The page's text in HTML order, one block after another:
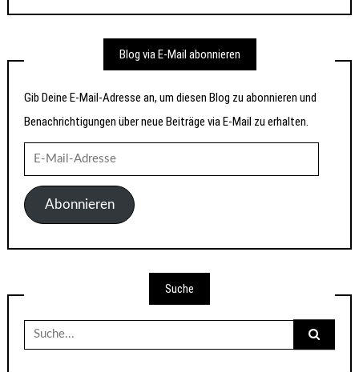
Blog via E-Mail abonnieren
Gib Deine E-Mail-Adresse an, um diesen Blog zu abonnieren und
Benachrichtigungen über neue Beiträge via E-Mail zu erhalten.
Mail-
AdresseAbonnieren
Suche
Suche
nach: